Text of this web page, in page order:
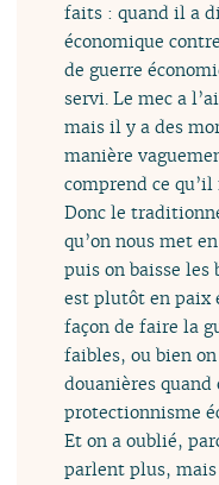
faits : quand il a
économique
de guerre
servi. Le mec a
mais il y a des
manière
comprend ce
Donc le
qu’on nous met
puis on baisse les
est plutôt en paix
façon de faire la
faibles, ou bien
douanières
protectionnisme
Et on a oublié,
parlent plus,